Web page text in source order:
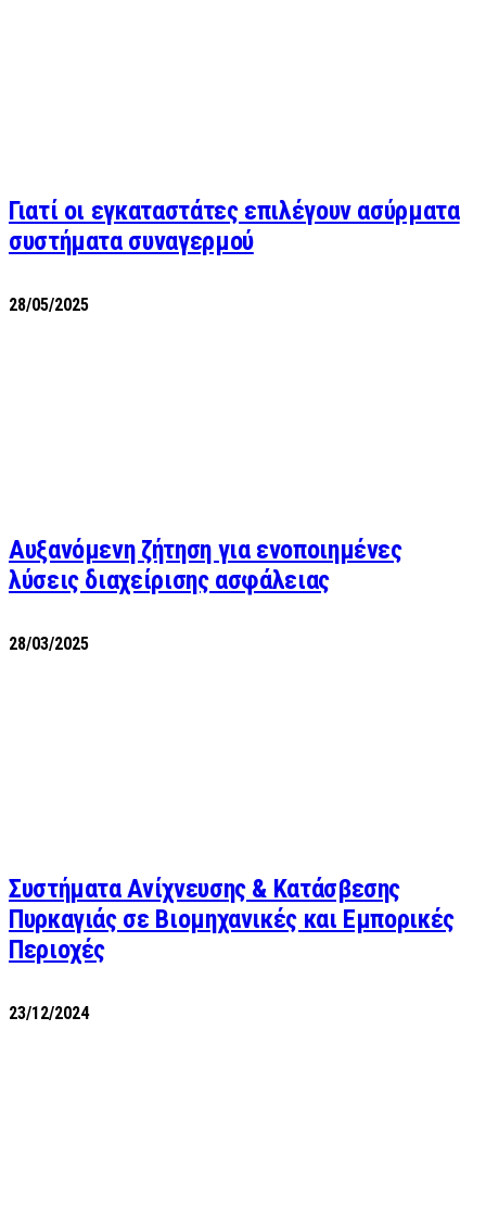
Γιατί οι εγκαταστάτες επιλέγουν ασύρματα
συστήματα συναγερμού
28/05/2025
Αυξανόμενη ζήτηση για ενοποιημένες
λύσεις διαχείρισης ασφάλειας
28/03/2025
Συστήματα Ανίχνευσης & Κατάσβεσης
Πυρκαγιάς σε Βιομηχανικές και Εμπορικές
Περιοχές
23/12/2024